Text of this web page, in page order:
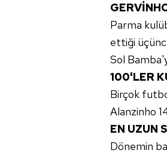
Parma
ettiği
Sol
100'LER
Birçok
Alanzinho
EN UZUN
Dönemin